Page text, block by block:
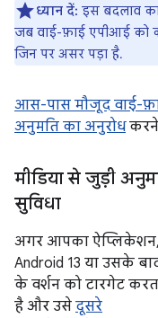
ध्यान दें: इस बदलाव
जब वाई-फ़ाई एपीआई को
जिन पर असर पड़ा है.
आस-पास मौजूद वाई-
अनुमति का अनुरोधकरने
मीडिया से जुड़ी
सुविधा
अगर आपका ऐप्लिकेशन,
Android 13 या उसके
के वर्शन को टारगेट
है और उसे दूसरे